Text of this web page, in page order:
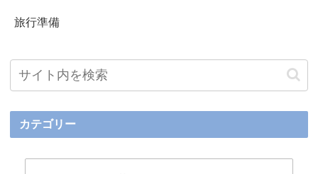
旅行準備
カテゴリー